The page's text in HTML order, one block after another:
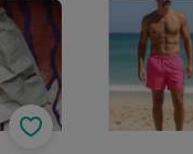
Obserwuj